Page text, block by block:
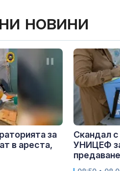
новини
за
в ареста,
Скандал
УНИЦЕФ